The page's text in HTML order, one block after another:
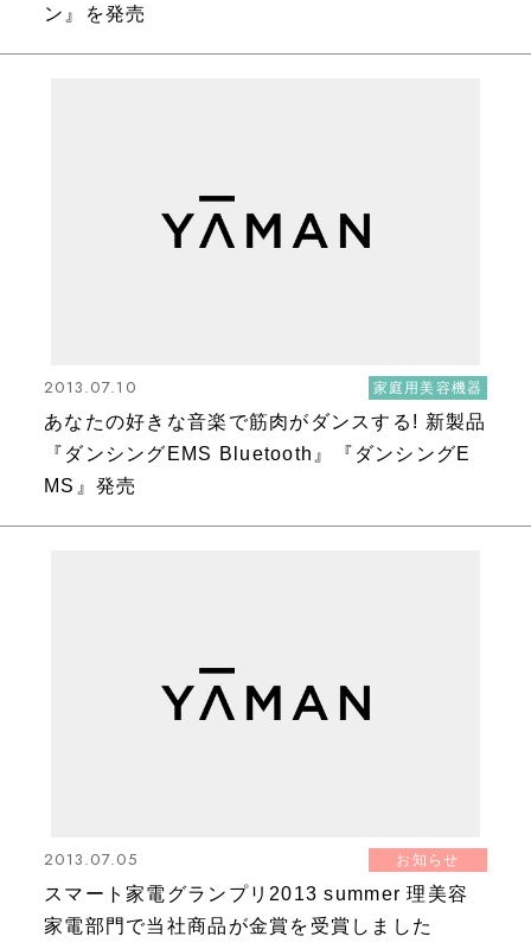
ン』を発売
2013.07.10 家庭用美容機器
あなたの好きな音楽で筋肉がダンスする! 新製品
『ダンシングEMS Bluetooth』『ダンシングE
MS』発売
2013.07.05 お知らせ
スマート家電グランプリ2013 summer 理美容
家電部門で当社商品が金賞を受賞しました